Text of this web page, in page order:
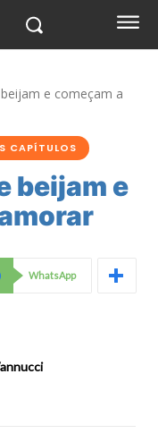
e começam a
CAPÍTULOS
beijam e
WhatsApp